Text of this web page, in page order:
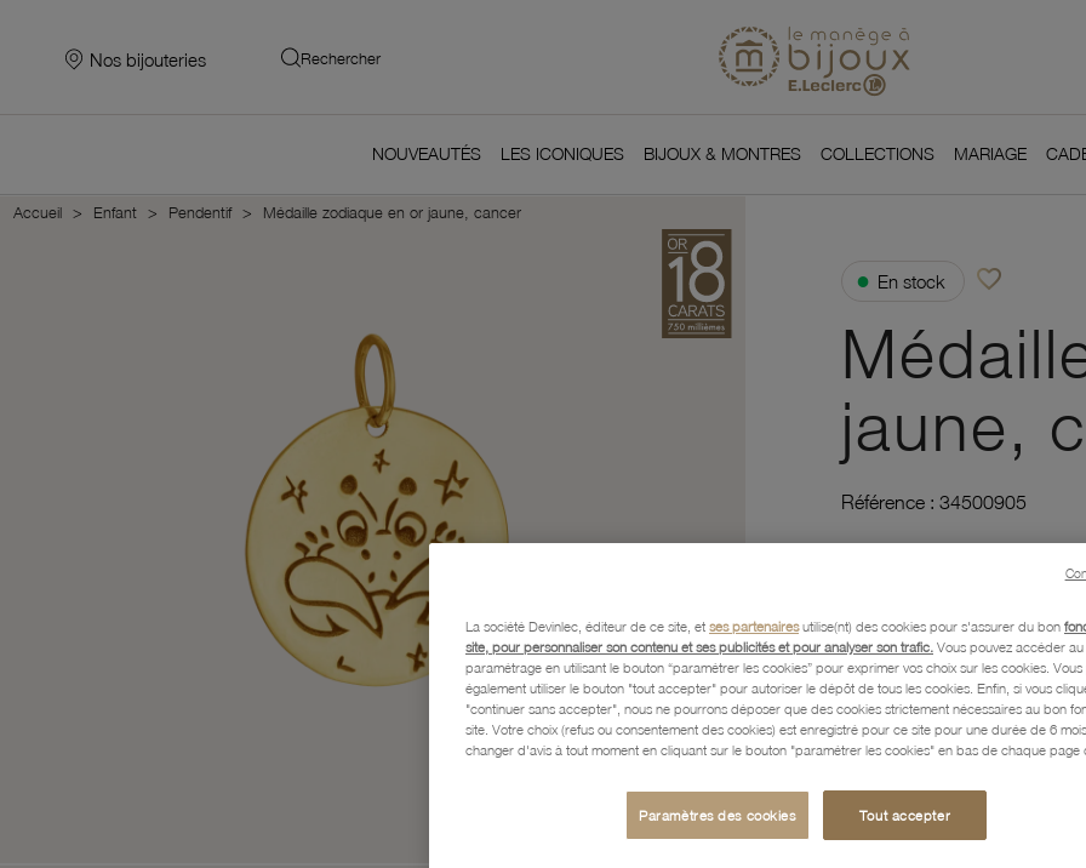
Nos bijouteries Rechercher
NOUVEAUTÉS LES ICONIQUES BIJOUX & MONTRES COLLECTIONS MARIAGE
Accueil Enfant Pendentif Médaille zodiaque en or jaune, cancer
● En stock favorite_borderAjouter à vos
jaune,
Référence : 34500905
Paiement, Livraison, Retours
243,90 €
Profitez des paiements
La société Devinlec, éditeur de ce site, et ses partenairesutilise(nt) des cookies pour s'assurer du bon
site, pour personnaliser son contenu et ses publicités et pour analyser son trafic. Vous pouvez accéder
paramétrage en utilisant le bouton “paramétrer les cookies” pour exprimer vos choix sur les cookies. Vous
également utiliser le bouton "tout accepter" pour autoriser le dépôt de tous les cookies. Enfin, si vous
"continuer sans accepter", nous ne pourrons déposer que des cookies strictement nécessaires au bon
site. Votre choix (refus ou consentement des cookies) est enregistré pour ce site pour une durée de 6
changer d'avis à tout moment en cliquant sur le bouton "paramétrer les cookies" en bas de chaque page
Paramètres des cookies Tout accepter